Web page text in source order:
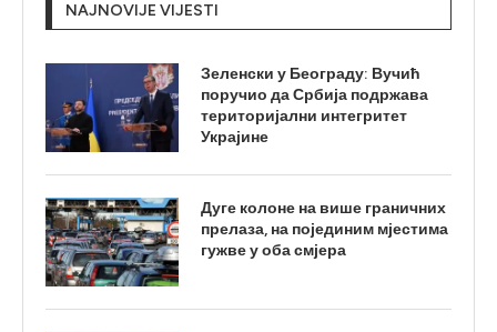
NAJNOVIJE VIJESTI
Зеленски у Београду: Вучић
поручио да Србија подржава
територијални интегритет
Украјине
Дуге колоне на више граничних
прелаза, на појединим мјестима
гужве у оба смјера